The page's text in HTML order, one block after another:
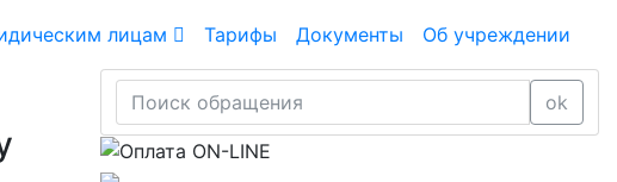
лицам Тарифы Документы Об учреждении
ok